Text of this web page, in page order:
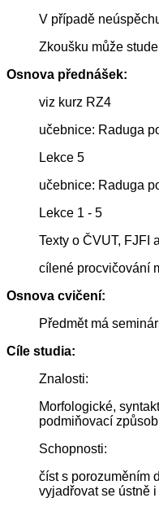
V případě
Zkoušku může
Osnova přednášek:
viz kurz RZ4
učebnice: Raduga
Lekce 5
učebnice: Raduga
Lekce 1 - 5
Texty o ČVUT, FJFI
cílené procvičování
Osnova cvičení:
Předmět má
Cíle studia:
Znalosti:
Morfologické,
podmiňovací
Schopnosti:
číst s porozuměním
vyjadřovat se ústně